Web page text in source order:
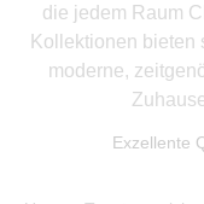
die jedem Raum
Kollektionen bieten
moderne,
Exzellente